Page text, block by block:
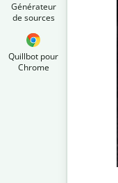
Générateur
de sources
Quillbot pour
Chrome